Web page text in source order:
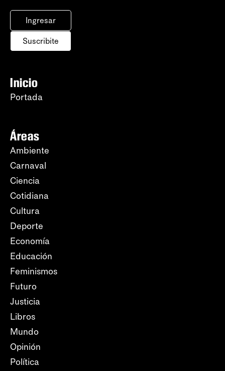
Ingresar
Suscribite
Inicio
Portada
Áreas
Ambiente
Carnaval
Ciencia
Cotidiana
Cultura
Deporte
Economía
Educación
Feminismos
Futuro
Justicia
Libros
Mundo
Opinión
Política